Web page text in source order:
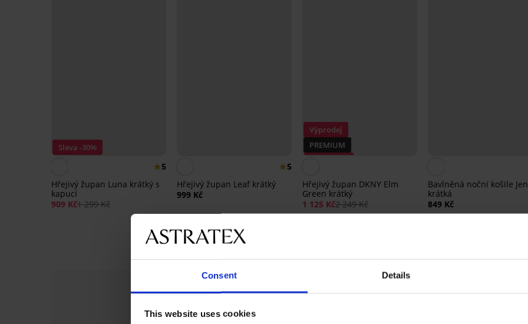
Consent Details
This website uses cookies
Sleva -30%
5
Hřejivý župan Luna krátký s
kapucí
909 Kč1 299 Kč
5
Hřejivý župan Leaf krátký
999 Kč
Výprodej
PREMIUM
Hřejivý župan DKNY Elm
Green krátký
1 125 Kč2 249 Kč
Bavlněná noční košile
krátká
849 Kč
Ze stejné kolekce